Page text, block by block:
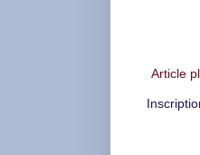
Article